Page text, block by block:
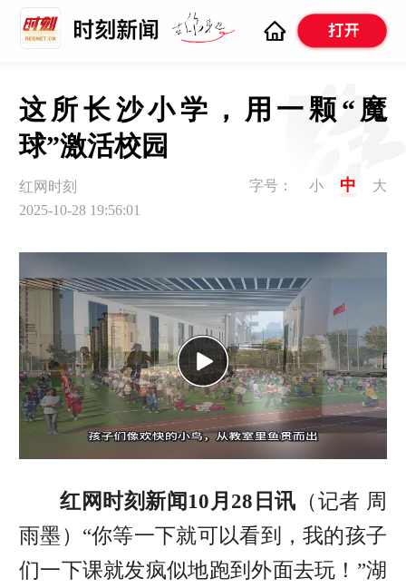
这所长沙小学，用一颗“魔
球”激活校园
红网时刻
2025-10-28 19:56:01
字号： 小 中 大
红网时刻新闻10月28日讯 （记者 周
雨墨） “你等一下就可以看到，我的孩子
们一下课就发疯似地跑到外面去玩！”湖